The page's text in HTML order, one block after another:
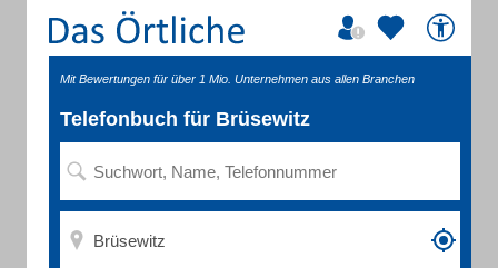
Mit Bewertungen für über 1 Mio. Unternehmen aus allen Branchen
Telefonbuch für Brüsewitz